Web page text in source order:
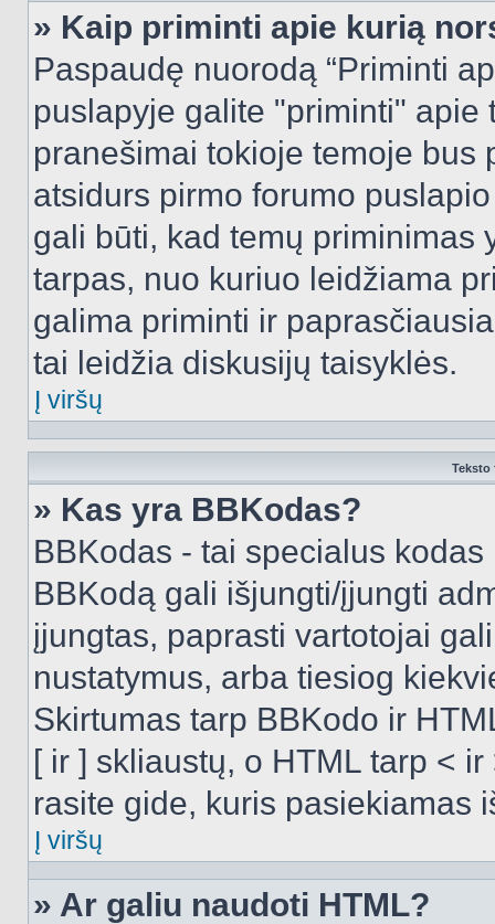
» Kaip priminti apie kurią
Paspaudę nuorodą “Priminti
puslapyje galite "priminti"
pranešimai tokioje temoje bus
atsidurs pirmo forumo
gali būti, kad temų priminimas
tarpas, nuo kuriuo leidžiama
galima priminti ir
tai leidžia diskusijų taisyklės.
Į viršų
Teksto
» Kas yra BBKodas?
BBKodas - tai specialus
BBKodą gali išjungti/įjungti
įjungtas, paprasti vartotojai
nustatymus, arba tiesiog
Skirtumas tarp BBKodo ir
[ ir ] skliaustų, o HTML tarp <
rasite gide, kuris pasiekiamas
Į viršų
» Ar galiu naudoti HTML?